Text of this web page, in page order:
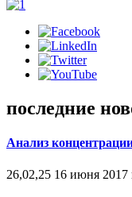
последние
Анализ
26,02,25 16 июня 2017